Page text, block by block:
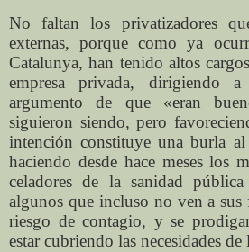
No faltan los privatizadores
externas, porque como ya
Catalunya, han tenido altos
empresa privada, dirigiendo
argumento de que «eran
siguieron siendo, pero
intención constituye una burla
haciendo desde hace meses los
celadores de la sanidad
algunos que incluso no ven a sus
riesgo de contagio, y se
estar cubriendo las necesidades de